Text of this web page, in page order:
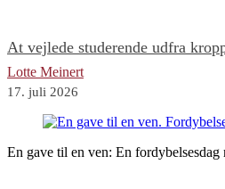
At vejlede studerende udfra
Lotte Meinert
17. juli 2026
En gave til en ven: En